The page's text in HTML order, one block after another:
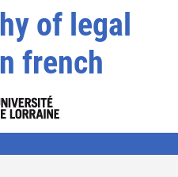
of legal
french